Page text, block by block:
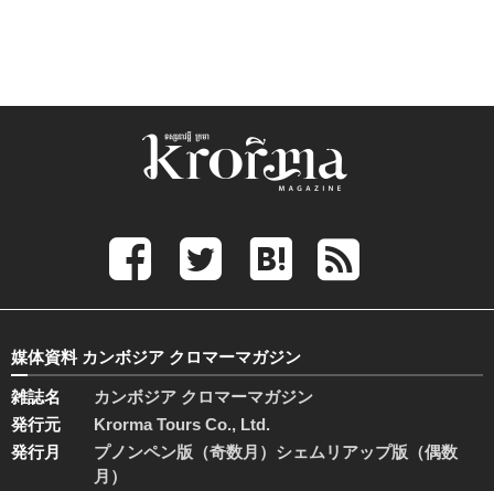
媒体資料 カンボジア クロマーマガジン
雑誌名
カンボジア クロマーマガジン
発行元
Krorma Tours Co., Ltd.
発行月
プノンペン版（奇数月）シェムリアップ版（偶数
月）